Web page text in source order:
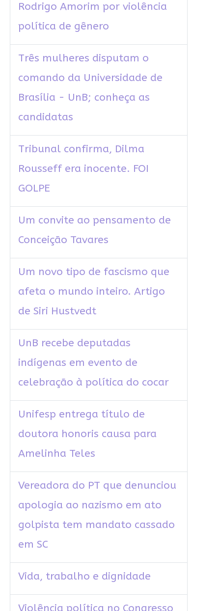
Rodrigo Amorim por violência
política de gênero
Três mulheres disputam o
comando da Universidade de
Brasília - UnB; conheça as
candidatas
Tribunal confirma, Dilma
Rousseff era inocente. FOI
GOLPE
Um convite ao pensamento de
Conceição Tavares
Um novo tipo de fascismo que
afeta o mundo inteiro. Artigo
de Siri Hustvedt
UnB recebe deputadas
indígenas em evento de
celebração à política do cocar
Unifesp entrega título de
doutora honoris causa para
Amelinha Teles
Vereadora do PT que denunciou
apologia ao nazismo em ato
golpista tem mandato cassado
em SC
Vida, trabalho e dignidade
Violência política no Congresso